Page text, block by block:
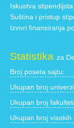
Iskustva
Suština i pristup
Izvori finansiranja
Statistikaza
Broj poseta sajtu:
Ukupan broj
Ukupan broj
Ukupan broj visokih